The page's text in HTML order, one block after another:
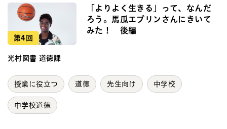
第4回
「よりよく生きる」って、なんだ
ろう。馬瓜エブリンさんにきいて
みた！ 後編
光村図書 道徳課
授業に役立つ 道徳 先生向け 中学校
中学校道徳